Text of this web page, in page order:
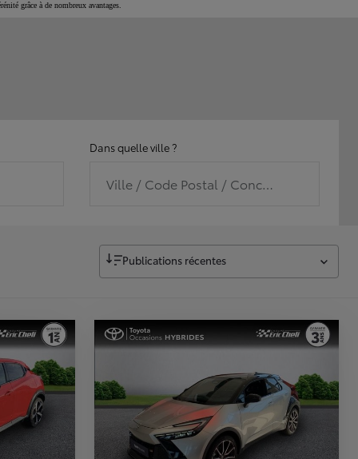
grâce à de nombreux avantages.
Dans quelle ville ?
Ville / Code Postal / Concession
Publications récentes